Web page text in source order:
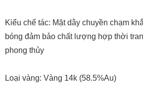
Kiểu chế tác: Mặt dây chuyền chạm
bóng đảm bảo chất lượng hợp thời
phong thủy
Loại vàng: Vàng 14k (58.5%Au)